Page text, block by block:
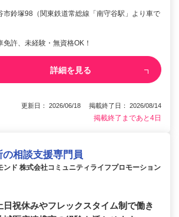
市鈴塚98（関東鉄道常総線「南守谷駅」より車で
免許、未経験・無資格OK！
詳細を見る
更新日： 2026/06/18 掲載終了日： 2026/08/14
掲載終了まであと4日
相談支援専門員
ンド 株式会社コミュニティライフプロモーション
祝休みやフレックスタイム制で働き